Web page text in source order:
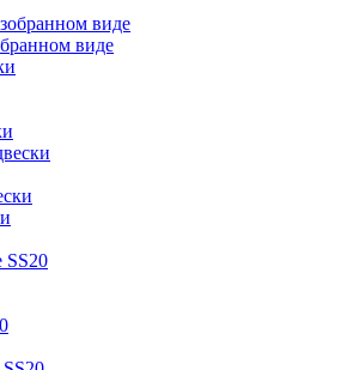
виде
виде
SS20